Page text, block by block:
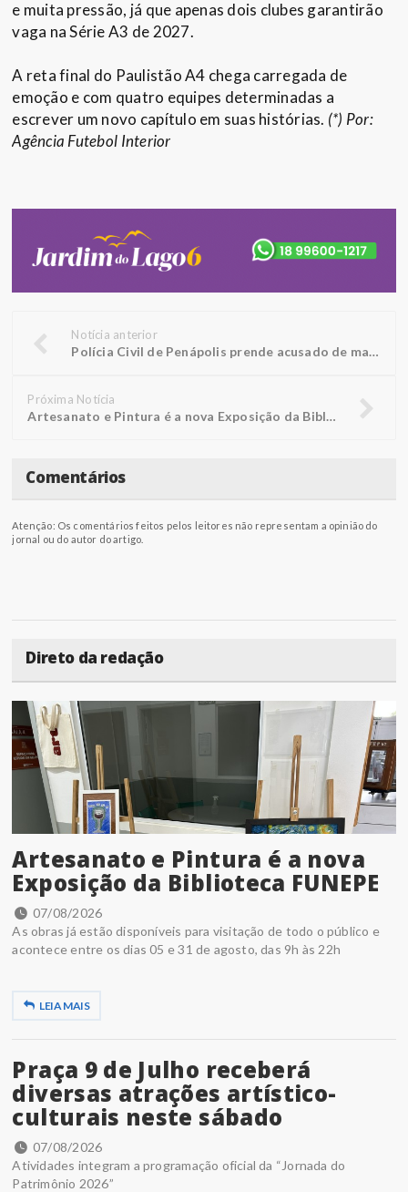
e muita pressão, já que apenas dois clubes garantirão
vaga na Série A3 de 2027.
A reta final do Paulistão A4 chega carregada de
emoção e com quatro equipes determinadas a
escrever um novo capítulo em suas histórias. (*) Por:
Agência Futebol Interior
Notícia anterior
Polícia Civil de Penápolis prende acusado de matar jovem a tiros
Próxima Notícia
Artesanato e Pintura é a nova Exposição da Biblioteca FUNEPE
Comentários
Atenção: Os comentários feitos pelos leitores não representam a opinião do
jornal ou do autor do artigo.
Direto da redação
Artesanato e Pintura é a nova
Exposição da Biblioteca FUNEPE
07/08/2026
As obras já estão disponíveis para visitação de todo o público e
acontece entre os dias 05 e 31 de agosto, das 9h às 22h
LEIA MAIS
Praça 9 de Julho receberá
diversas atrações artístico-
culturais neste sábado
07/08/2026
Atividades integram a programação oficial da “Jornada do
Patrimônio 2026”